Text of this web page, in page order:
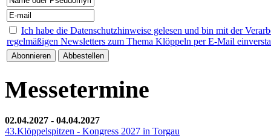
Ich habe die Datenschutzhinweise gelesen und bin mit der
regelmäßigen Newsletters zum Thema Klöppeln per E-Mail
Messetermine
02.04.2027 - 04.04.2027
43.Klöppelspitzen - Kongress 2027 in Torgau